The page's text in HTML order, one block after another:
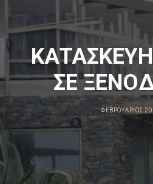
ΔΗΜΟΣΙΕΥΣΕΙΣ
ΕΠΙΚΟΙΝΩΝΙΑ
ΚΑΤΑΣΚΕΥΗ
ΣΕ
ΦΕΒΡΟΥΆΡΙΟΣ